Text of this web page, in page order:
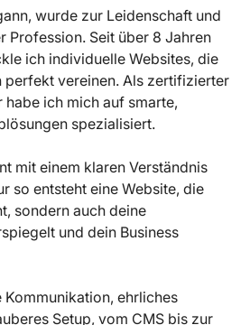
wurde zur Leidenschaft und
Profession. Seit über 8 Jahren
ich individuelle Websites, die
perfekt vereinen. Als zertifizierter
ich mich auf smarte,
spezialisiert.
mit einem klaren Verständnis
so entsteht eine Website, die
sondern auch deine
und dein Business
Kommunikation, ehrliches
Setup, vom CMS bis zur